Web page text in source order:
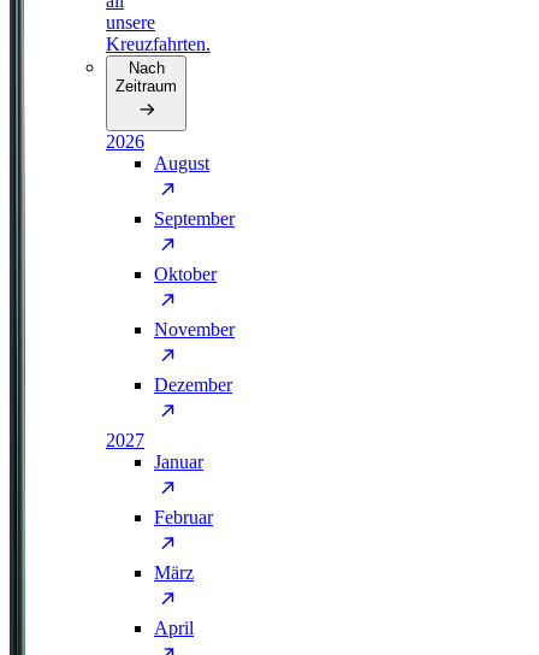
unsere
Kreuzfahrten.
Nach
Zeitraum
2026
August
September
Oktober
November
Dezember
2027
Januar
Februar
März
April